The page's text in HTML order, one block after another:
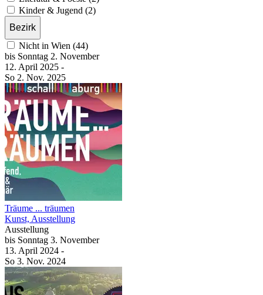
Kinder & Jugend (2)
Bezirk
Nicht in Wien (44)
bis Sonntag 2. November
12. April 2025 -
So 2. Nov. 2025
Träume ... träumen
Kunst, Ausstellung
Ausstellung
bis Sonntag 3. November
13. April 2024 -
So 3. Nov. 2024